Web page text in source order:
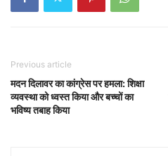
Previous article
मदन दिलावर का कांग्रेस पर हमला: शिक्षा
व्यवस्था को ध्वस्त किया और बच्चों का
भविष्य तबाह किया